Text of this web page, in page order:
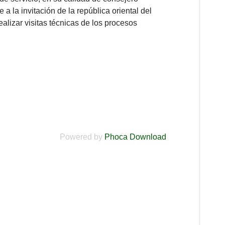
a la invitación de la república oriental del
visitas técnicas de los procesos
Powered by Phoca Download